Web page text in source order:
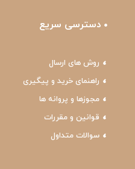
دسترسی سریع
روش های ارسال
راهنمای خرید و پیگیری
مجوزها و پروانه ها
قوانین و مقررات
سوالات متداول